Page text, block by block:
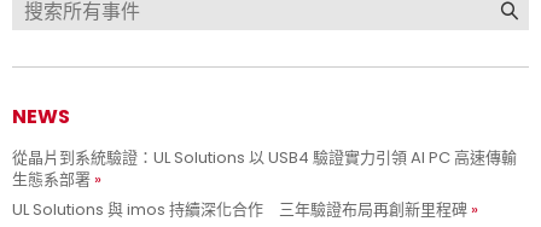
NEWS
從晶片到系統驗證：UL Solutions 以 USB4 驗證實力引領 AI PC 高速傳輸
生態系部署
UL Solutions 與 imos 持續深化合作 三年驗證布局再創新里程碑